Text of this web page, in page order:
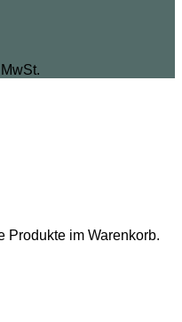
Produkte im Warenkorb.